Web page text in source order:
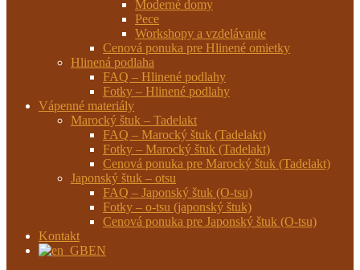
Moderné domy
Pece
Workshopy a vzdelávanie
Cenová ponuka pre Hlinené omietky
Hlinená podlaha
FAQ – Hlinené podlahy
Fotky – Hlinené podlahy
Vápenné materiály
Marocký štuk – Tadelakt
FAQ – Marocký štuk (Tadelakt)
Fotky – Marocký štuk (Tadelakt)
Cenová ponuka pre Marocký štuk (Tadelakt)
Japonský štuk – otsu
FAQ – Japonský štuk (O-tsu)
Fotky – o-tsu (japonský štuk)
Cenová ponuka pre Japonský štuk (O-tsu)
Kontakt
EN